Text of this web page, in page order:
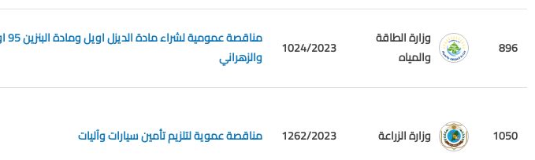
896
وزارة الطاقة
والمياه
1024/2023
والزهراني
1050 وزارة الزراعة 1262/2023 مناقصة عموية لتلزيم تأمين سيارات وآليات